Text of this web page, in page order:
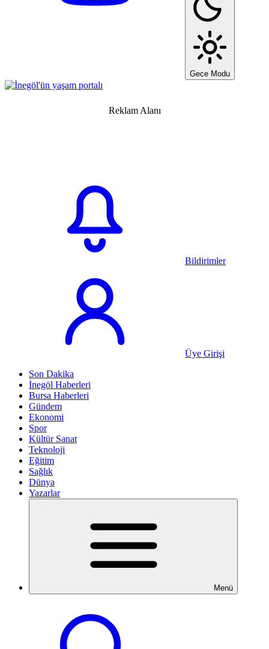
Gece Modu
Reklam Alanı
Bildirimler
Üye Girişi
Son Dakika
İnegöl Haberleri
Bursa Haberleri
Gündem
Ekonomi
Spor
Kültür Sanat
Teknoloji
Eğitim
Sağlık
Dünya
Yazarlar
Menü